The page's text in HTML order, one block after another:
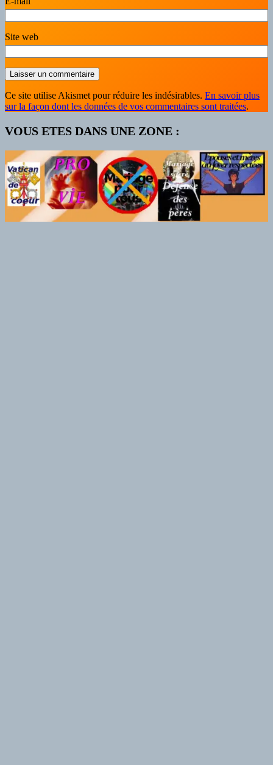
Site web
Ce site utilise Akismet pour réduire les indésirables. En savoir plus
sur la façon dont les données de vos commentaires sont traitées.
VOUS ETES DANS UNE ZONE :